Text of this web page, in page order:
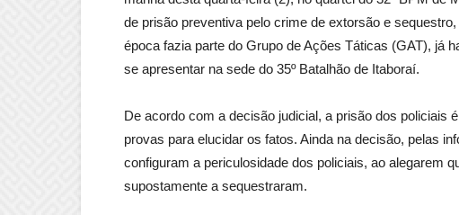
de prisão preventiva pelo crime de extorsão e
época fazia parte do Grupo de Ações Táticas (GAT), já
se apresentar na sede do 35º Batalhão de Itaboraí.
De acordo com a decisão judicial, a prisão dos policiais
provas para elucidar os fatos. Ainda na decisão, pelas
configuram a periculosidade dos policiais, ao alegarem
supostamente a sequestraram.